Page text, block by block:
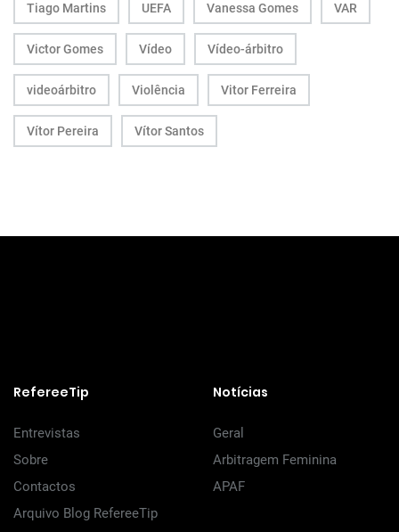
Tiago Martins UEFA Vanessa Gomes VAR
Victor Gomes Vídeo Vídeo-árbitro
videoárbitro Violência Vitor Ferreira
Vítor Pereira Vítor Santos
RefereeTip
Entrevistas
Sobre
Contactos
Arquivo Blog RefereeTip
Notícias
Geral
Arbitragem Feminina
APAF